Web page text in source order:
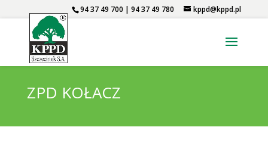
94 37 49 700 | 94 37 49 780 kppd@kppd.pl
ZPD KOŁACZ